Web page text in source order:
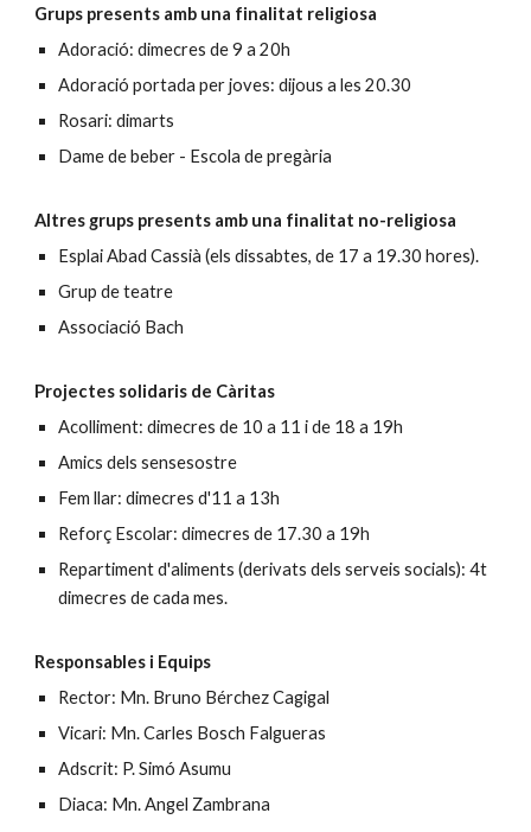
Grups presents amb una finalitat religiosa
Adoració: dimecres de 9 a 20h
Adoració portada per joves: dijous a les 20.30
Rosari: dimarts
Dame de beber - Escola de pregària
Altres grups presents amb una finalitat no-religiosa
Esplai Abad Cassià (els dissabtes, de 17 a 19.30 hores).
Grup de teatre
Associació Bach
Projectes solidaris de Càritas
Acolliment: dimecres de 10 a 11 i de 18 a 19h
Amics dels sensesostre
Fem llar: dimecres d'11 a 13h
Reforç Escolar: dimecres de 17.30 a 19h
Repartiment d'aliments (derivats dels serveis socials): 4t
dimecres de cada mes.
Responsables i Equips
Rector: Mn. Bruno Bérchez Cagigal
Vicari: Mn. Carles Bosch Falgueras
Adscrit: P. Simó Asumu
Diaca: Mn. Angel Zambrana